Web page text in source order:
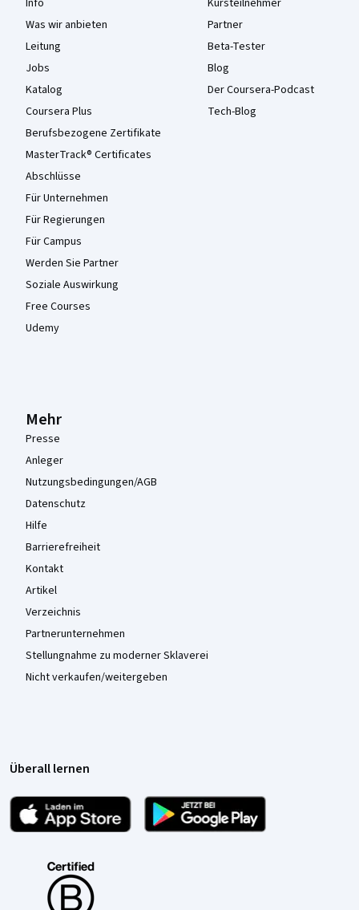
Info
Was wir anbieten
Leitung
Jobs
Katalog
Coursera Plus
Berufsbezogene Zertifikate
MasterTrack® Certificates
Abschlüsse
Für Unternehmen
Für Regierungen
Für Campus
Werden Sie Partner
Soziale Auswirkung
Free Courses
Udemy
Kursteilnehmer
Partner
Beta-Tester
Blog
Der Coursera-Podcast
Tech-Blog
Mehr
Presse
Anleger
Nutzungsbedingungen/AGB
Datenschutz
Hilfe
Barrierefreiheit
Kontakt
Artikel
Verzeichnis
Partnerunternehmen
Stellungnahme zu moderner Sklaverei
Nicht verkaufen/weitergeben
Überall lernen